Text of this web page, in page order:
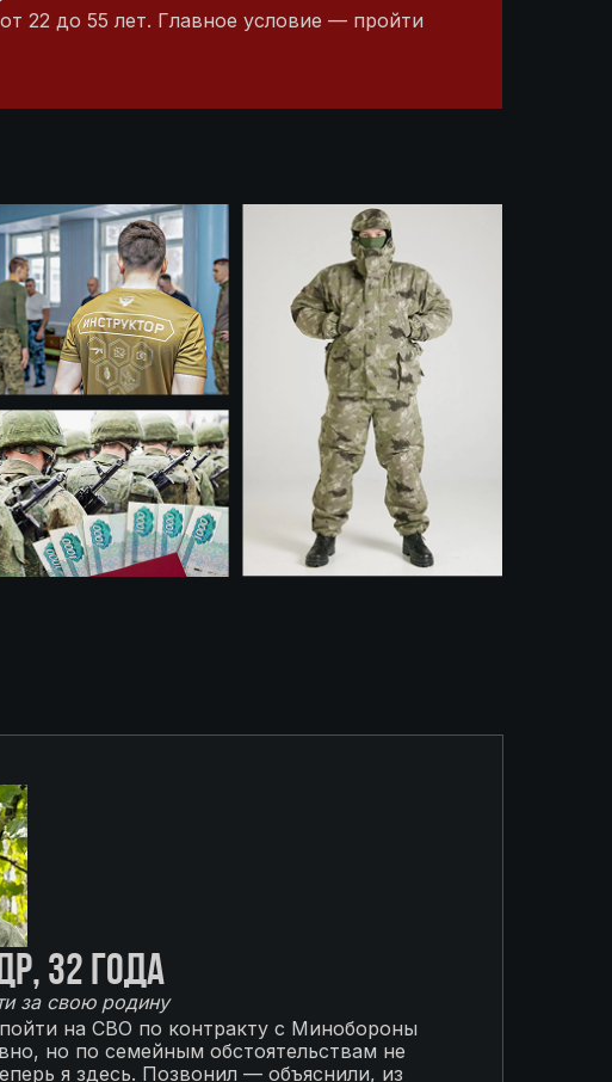
22 до 55 лет. Главное условие — пройти
32 года
за свою родину
на СВО по контракту с Минобороны
но по семейным обстоятельствам не
я здесь. Позвонил — объяснили, из